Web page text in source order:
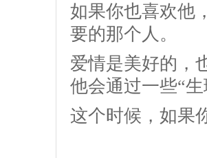
如果你也喜欢他
要的那个人。
爱情是美好的，
他会通过一些“
这个时候，如果